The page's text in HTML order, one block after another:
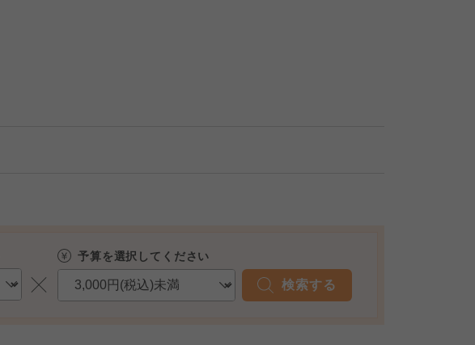
予算を選択してください
検索する